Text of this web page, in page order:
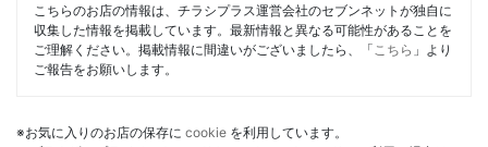
こちらのお店の情報は、チラシプラス運営会社のセブンネットが独自に
収集した情報を掲載しています。最新情報と異なる可能性があることを
ご理解ください。掲載情報に間違いがございましたら、「 こちら 」より
ご報告をお願いします。
※お気に入りのお店の保存に cookie を利用しています。